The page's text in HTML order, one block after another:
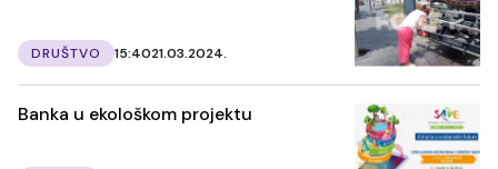
DRUŠTVO 15:4021.03.2024.
Banka u ekološkom projektu